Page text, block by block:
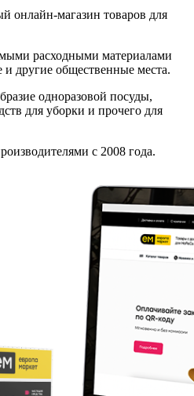
онлайн-магазин товаров для
расходными материалами
другие общественные места.
одноразовой посуды,
для уборки и прочего для
с 2008 года.